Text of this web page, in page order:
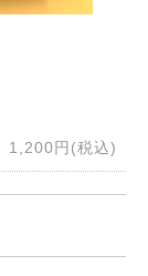
1,200円(税込)